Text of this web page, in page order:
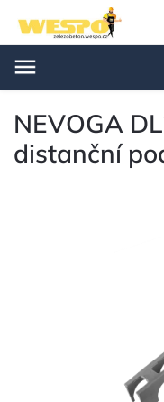
NEVOGA
distanční